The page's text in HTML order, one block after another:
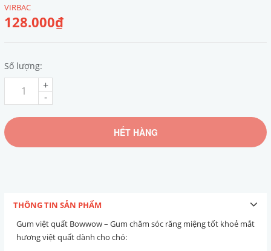
VIRBAC
128.000₫
Số lượng:
-
+
HẾT HÀNG
THÔNG TIN SẢN PHẨM
Gum việt quất Bowwow – Gum chăm sóc răng miệng tốt khoẻ mắt
hương việt quất dành cho chó: